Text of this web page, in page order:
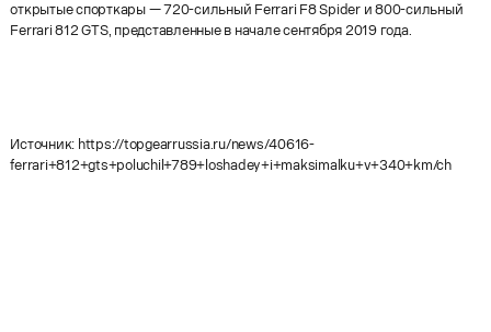
открытые спорткары — 720-сильный Ferrari F8 Spider и 800-сильный
Ferrari 812 GTS, представленные в начале сентября 2019 года.
Источник: https://topgearrussia.ru/news/40616-
ferrari+812+gts+poluchil+789+loshadey+i+maksimalku+v+340+km/ch